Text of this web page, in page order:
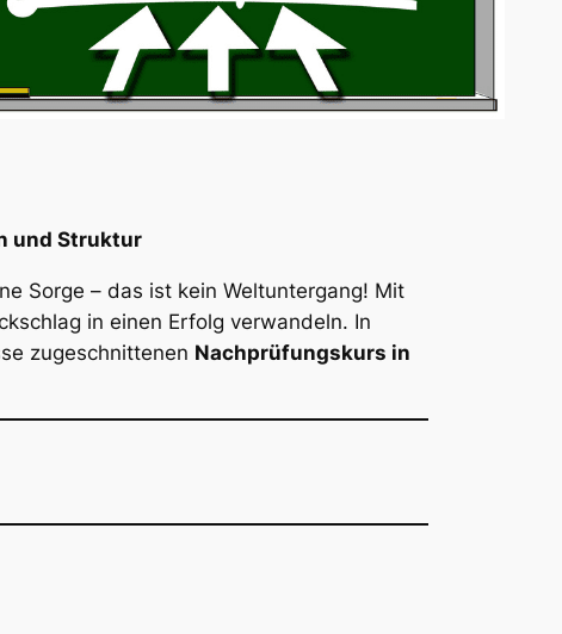
und Struktur
Sorge – das ist kein Weltuntergang! Mit
in einen Erfolg verwandeln. In
zugeschnittenen Nachprüfungskurs in